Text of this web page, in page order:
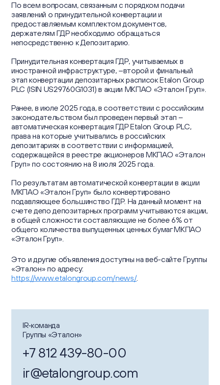
По всем вопросам, связанным с порядком подачи
заявлений о принудительной конвертации и
предоставляемым комплектом документов,
держателям ГДР необходимо обращаться
непосредственно к Депозитарию.
Принудительная конвертация ГДР, учитываемых в
иностранной инфраструктуре, –второй и финальный
этап конвертации депозитарных расписок Etalon Group
PLC (ISIN US29760G1031) в акции МКПАО «Эталон Груп».
Ранее, в июле 2025 года, в соответствии с российским
законодательством был проведен первый этап –
автоматическая конвертация ГДР Etalon Group PLC,
права на которые учитывались в российских
депозитариях в соответствии с информацией,
содержащейся в реестре акционеров МКПАО «Эталон
Груп» по состоянию на 8 июля 2025 года.
По результатам автоматической конвертации в акции
МКПАО «Эталон Груп» было конвертировано
подавляющее большинство ГДР. На данный момент на
счете депо депозитарных программ учитываются акции,
в общей сложности составляющие не более 6% от
общего количества выпущенных ценных бумаг МКПАО
«Эталон Груп».
Это и другие объявления доступны на веб-сайте Группы
«Эталон» по адресу:
https://www.etalongroup.com/news/.
IR‑команда
Группы «Эталон»
+7 812 439-80-00
ir@etalongroup.com